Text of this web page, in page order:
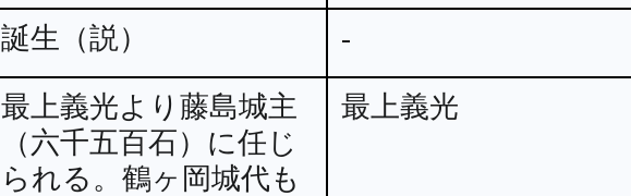
誕生（説） -
最上義光より藤島城主
（六千五百石）に任じ
られる。鶴ヶ岡城代も
最上義光